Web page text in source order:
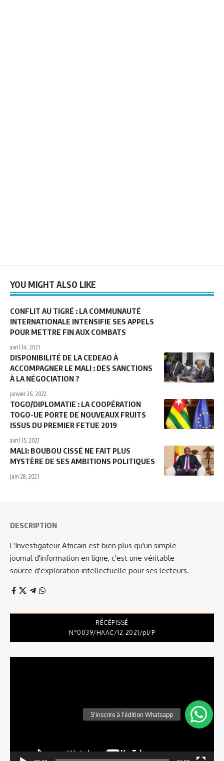
YOU MIGHT ALSO LIKE
CONFLIT AU TIGRÉ : LA COMMUNAUTÉ
INTERNATIONALE INTENSIFIE SES APPELS
POUR METTRE FIN AUX COMBATS
avril 14, 2021
DISPONIBILITÉ DE LA CEDEAO À
ACCOMPAGNER LE MALI : DES SANCTIONS
À LA NÉGOCIATION ?
janvier 26, 2022
TOGO/DIPLOMATIE : LA COOPÉRATION
TOGO-UE PORTE DE NOUVEAUX FRUITS
ISSUS DU PREMIER FETUE 2019
avril 15, 2021
MALI: BOUBOU CISSÉ NE FAIT PLUS
MYSTÈRE DE SES AMBITIONS POLITIQUES
juin 28, 2021
DESCRIPTION
L'Investigateur Africain est bien plus qu'un simple
journal d'information en ligne, c'est une véritable
source d'exploration intellectuelle pour ses lecteurs.
RÉCÉPISSÉ
N°0039/HAAC/12-2021/pl/P